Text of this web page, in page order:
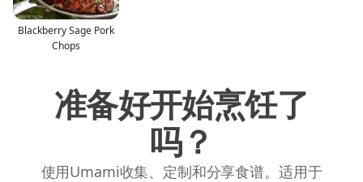
Blackberry Sage Pork
Chops
准备好开始烹饪了
吗？
使用Umami收集、定制和分享食谱。适用于